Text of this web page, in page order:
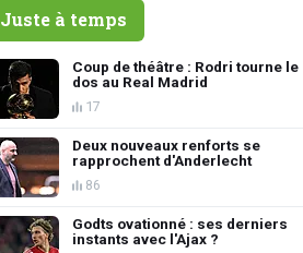
Juste à temps
Coup de théâtre : Rodri tourne le
dos au Real Madrid
17
Deux nouveaux renforts se
rapprochent d'Anderlecht
86
Godts ovationné : ses derniers
instants avec l'Ajax ?